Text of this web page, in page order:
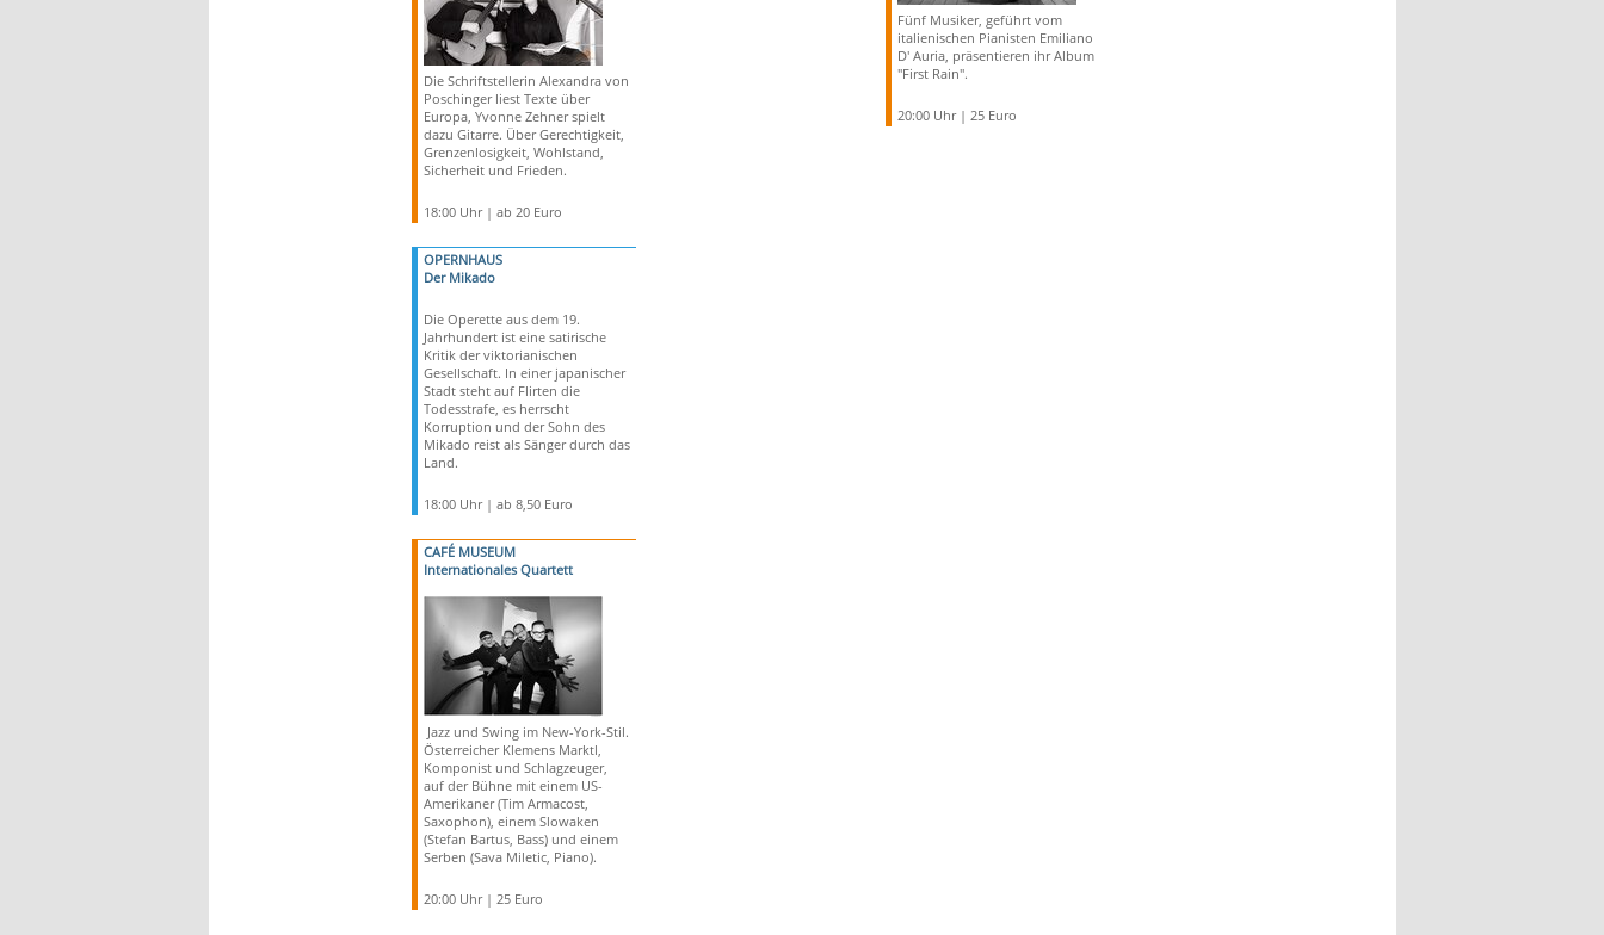
Die Schriftstellerin Alexandra von
Poschinger liest Texte über
Europa, Yvonne Zehner spielt
dazu Gitarre. Über Gerechtigkeit,
Grenzenlosigkeit, Wohlstand,
Sicherheit und Frieden.
18:00 Uhr | ab 20 Euro
OPERNHAUS
Der Mikado
Die Operette aus dem 19.
Jahrhundert ist eine satirische
Kritik der viktorianischen
Gesellschaft. In einer japanischer
Stadt steht auf Flirten die
Todesstrafe, es herrscht
Korruption und der Sohn des
Mikado reist als Sänger durch das
Land.
18:00 Uhr | ab 8,50 Euro
CAFÉ MUSEUM
Internationales Quartett
Jazz und Swing im New-York-Stil.
Österreicher Klemens Marktl,
Komponist und Schlagzeuger,
auf der Bühne mit einem US-
Amerikaner (Tim Armacost,
Saxophon), einem Slowaken
(Stefan Bartus, Bass) und einem
Serben (Sava Miletic, Piano).
20:00 Uhr | 25 Euro
Fünf Musiker, geführt vom
italienischen Pianisten Emiliano
D' Auria, präsentieren ihr Album
"First Rain".
20:00 Uhr | 25 Euro